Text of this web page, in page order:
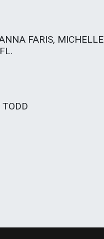
FARIS, MICHELLE